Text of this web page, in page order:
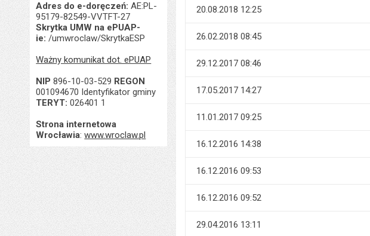
Adres do e-doręczeń: AE:PL-
95179-82549-VVTFT-27
Skrytka UMW na ePUAP-
ie: /umwroclaw/SkrytkaESP
Ważny komunikat dot. ePUAP
NIP 896-10-03-529 REGON
001094670 Identyfikator gminy
TERYT: 026401 1
Strona internetowa
Wrocławia:www.wroclaw.pl
20.08.2018 12:25
26.02.2018 08:45
29.12.2017 08:46
17.05.2017 14:27
11.01.2017 09:25
16.12.2016 14:38
16.12.2016 09:53
16.12.2016 09:52
29.04.2016 13:11